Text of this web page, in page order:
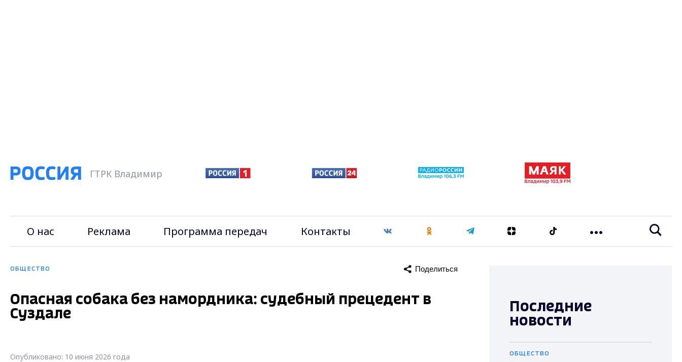
ГТРК Владимир
О нас Реклама Программа передач Контакты
ОБЩЕСТВО Поделиться
Опасная собака без намордника: судебный прецедент в
Суздале
Опубликовано: 10 июня 2026 года
Последние
новости
ОБЩЕСТВО